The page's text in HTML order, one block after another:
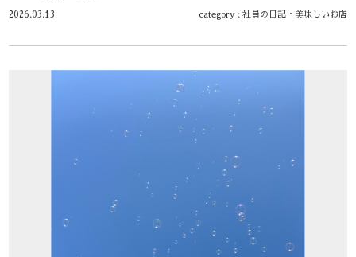
2026.03.13 category : 社員の日記・ 美味しいお店